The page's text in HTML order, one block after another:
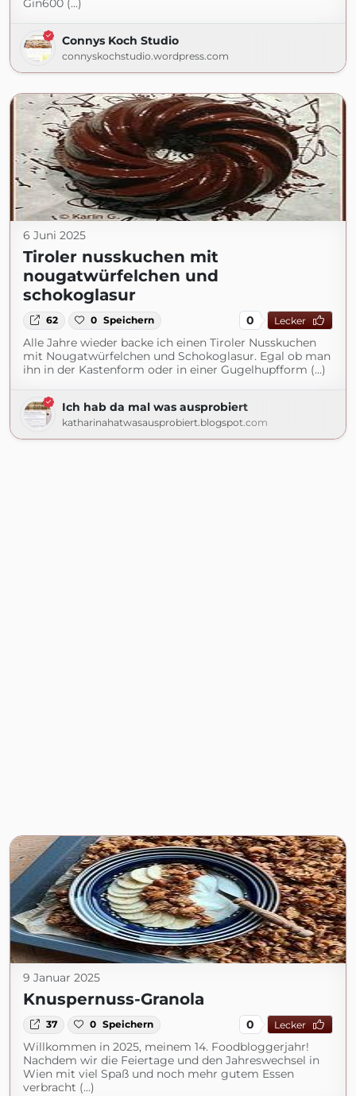
Gin600 (...)
Connys Koch Studio
connyskochstudio.wordpress.com
6 Juni 2025
Tiroler nusskuchen mit
nougatwürfelchen und
schokoglasur
62 0 Speichern 0 Lecker
Alle Jahre wieder backe ich einen Tiroler Nusskuchen
mit Nougatwürfelchen und Schokoglasur. Egal ob man
ihn in der Kastenform oder in einer Gugelhupfform (...)
Ich hab da mal was ausprobiert
katharinahatwasausprobiert.blogspot.com
9 Januar 2025
Knuspernuss-Granola
37 0 Speichern 0 Lecker
Willkommen in 2025, meinem 14. Foodbloggerjahr!
Nachdem wir die Feiertage und den Jahreswechsel in
Wien mit viel Spaß und noch mehr gutem Essen
verbracht (...)